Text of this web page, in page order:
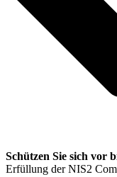
Schützen Sie sich vor
Erfüllung der NIS2